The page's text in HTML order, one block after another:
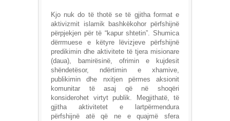
Kjo nuk do të thotë se të gjitha format e
aktivizmit islamik bashkëkohor përfshijnë
përpjekjen për të “kapur shtetin”. Shumica
dërrmuese e këtyre lëvizjeve përfshijnë
predikimin dhe aktivitete të tjera misionare
(daua), bamirësinë, ofrimin e kujdesit
shëndetësor, ndërtimin e xhamive,
publikimin dhe nxitjen përmes aksionit
komunitar të asaj që në shoqëri
konsiderohet virtyt publik. Megjithatë, të
gjitha aktivitetet e lartpërmendura
përfshijnë atë që ne e quajmë sfera